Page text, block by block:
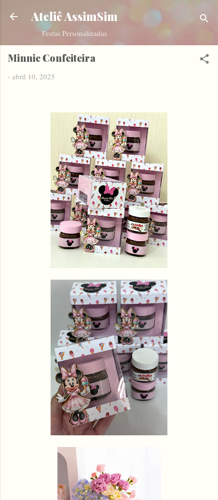
Pular para o conteúdo principal
Ateliê AssimSim
Festas Personalizadas
Minnie Confeiteira
- abril 10, 2025